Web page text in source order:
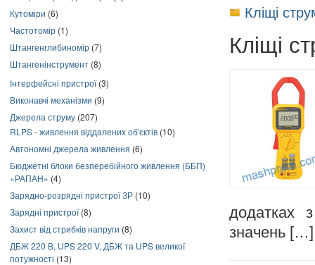
Кутоміри (6)
Частотомір (1)
Штангенглибиномір (7)
Штангенінструмент (8)
Інтерфейсні пристрої(3)
Виконавчі механізми (9)
Джерела струму (207)
RLPS - живлення віддалених об'єктів (10)
Автономні джерела живлення (6)
Бюджетні блоки безперебійного живлення (ББП)
«РАПАН» (4)
Зарядно-розрядні пристрої ЗР (10)
Зарядні пристрої(8)
Захист від стрибків напруги (8)
ДБЖ 220 В, UPS 220 V, ДБЖ та UPS великої
потужності (13)
Кліщі
Кліщі
додатках
значень […]